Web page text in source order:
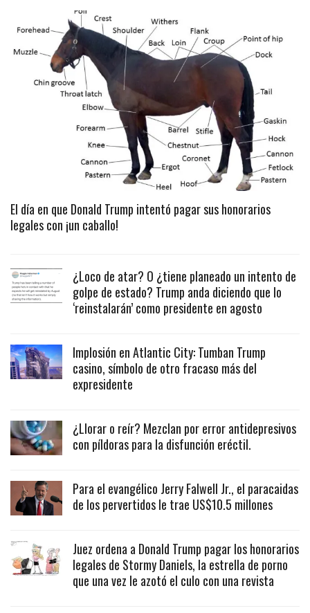
El día en que Donald Trump intentó pagar sus honorarios
legales con ¡un caballo!
¿Loco de atar? O ¿tiene planeado un intento de
golpe de estado? Trump anda diciendo que lo
‘reinstalarán’ como presidente en agosto
Implosión en Atlantic City: Tumban Trump
casino, símbolo de otro fracaso más del
expresidente
¿Llorar o reír? Mezclan por error antidepresivos
con píldoras para la disfunción eréctil.
Para el evangélico Jerry Falwell Jr., el paracaidas
de los pervertidos le trae US$10.5 millones
Juez ordena a Donald Trump pagar los honorarios
legales de Stormy Daniels, la estrella de porno
que una vez le azotó el culo con una revista